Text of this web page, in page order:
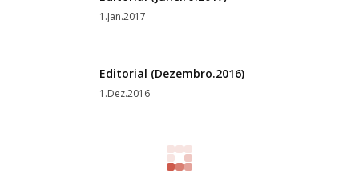
1.Jan.2017
Editorial (Dezembro.2016)
1.Dez.2016